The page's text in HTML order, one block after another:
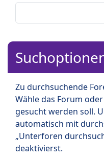
Zu durchsuchende
Wähle das Forum
gesucht werden soll.
automatisch mit
„Unterforen
deaktivierst.